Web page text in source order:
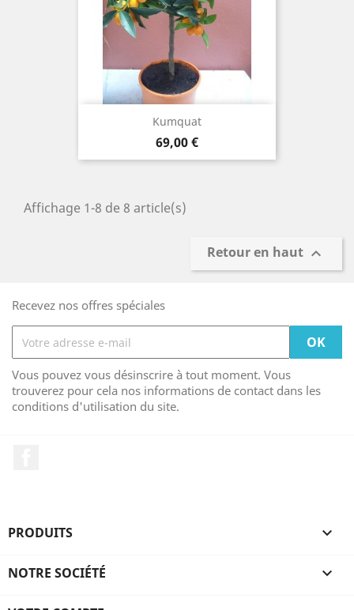
Kumquat
Prix
69,00 €
Affichage 1-8 de 8 article(s)
Retour en haut 
Recevez nos offres spéciales
Vous pouvez vous désinscrire à tout moment. Vous
trouverez pour cela nos informations de contact dans les
conditions d'utilisation du site.
PRODUITS 
NOTRE SOCIÉTÉ 